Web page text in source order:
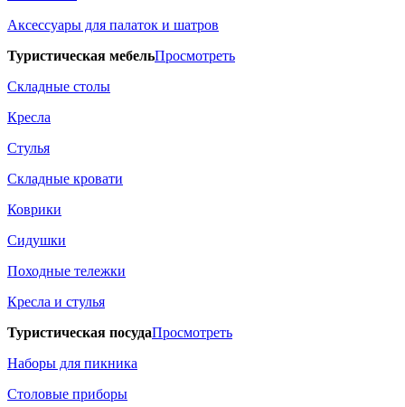
Аксессуары для палаток и шатров
Туристическая мебельПросмотреть
Складные столы
Кресла
Стулья
Складные кровати
Коврики
Сидушки
Походные тележки
Кресла и стулья
Туристическая посудаПросмотреть
Наборы для пикника
Столовые приборы